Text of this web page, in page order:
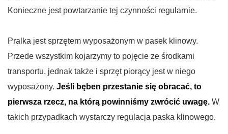
Konieczne jest powtarzanie tej czynności regularnie.
Pralka jest sprzętem wyposażonym w pasek klinowy.
Przede wszystkim kojarzymy to pojęcie ze środkami
transportu, jednak także i sprzęt piorący jest w niego
wyposażony. Jeśli bęben przestanie się obracać, to
pierwsza rzecz, na którą powinniśmy zwrócić uwagę. W
takich przypadkach wystarczy regulacja paska klinowego.